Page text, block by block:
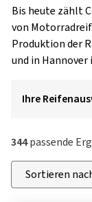
Bis heute zählt
von
Produktion der
und in Hannover
Ihre
344passende